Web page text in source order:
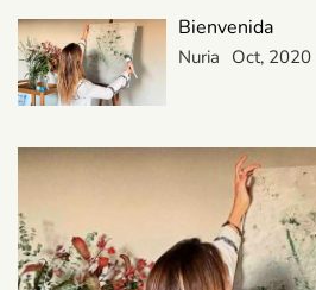
Bienvenida
Nuria Oct, 2020